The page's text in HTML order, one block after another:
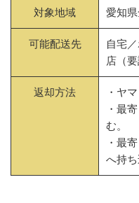
対象地域 愛知県
可能配送先
自宅
店（要
返却方法
・ヤ
・最
む。
・最
へ持ち